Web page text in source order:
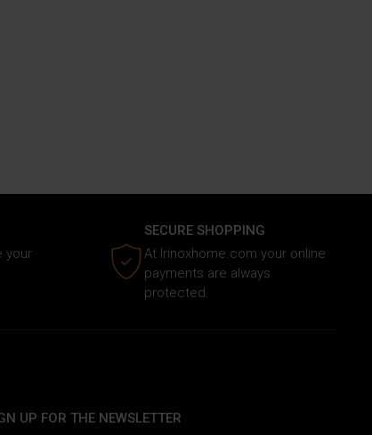
your
SECURE SHOPPING
At Irinoxhome.com your online
payments are always
protected.
UP FOR THE NEWSLETTER